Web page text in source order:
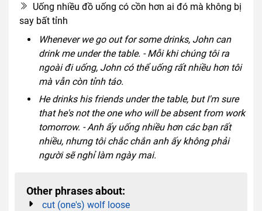
Uống nhiều đồ uống có cồn hơn ai đó mà không bị
say bất tỉnh
Whenever we go out for some drinks, John can
drink me under the table. - Mỗi khi chúng tôi ra
ngoài đi uống, John có thể uống rất nhiều hơn tôi
mà vẫn còn tỉnh táo.
He drinks his friends under the table, but I'm sure
that he's not the one who will be absent from work
tomorrow. - Anh ấy uống nhiều hơn các bạn rất
nhiều, nhưng tôi chắc chắn anh ấy không phải
người sẽ nghỉ làm ngày mai.
Other phrases about:
cut (one's) wolf loose